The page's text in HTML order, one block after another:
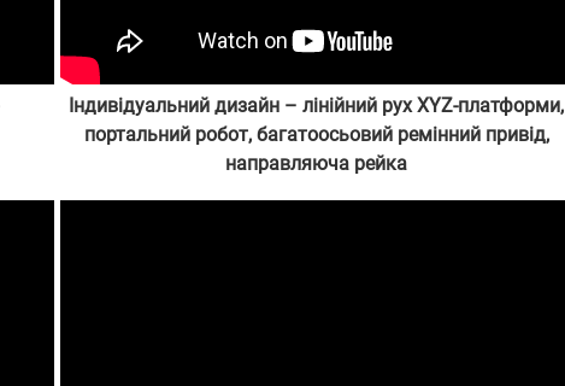
Індивідуальний дизайн – лінійний рух XYZ-платформи,
портальний робот, багатоосьовий ремінний привід,
направляюча рейка